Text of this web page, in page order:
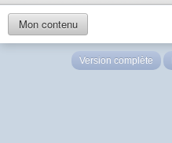
Mon contenu
Version complète